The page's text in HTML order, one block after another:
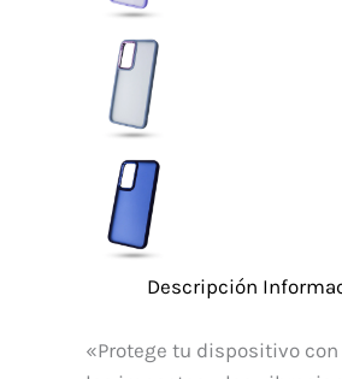
Descripción
«Protege tu dispositivo